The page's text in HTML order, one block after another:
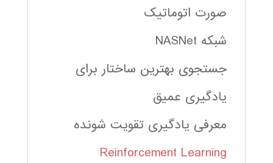
صورت اتوماتیک
شبکه NASNet
جستجوی بهترین ساختار برای
یادگیری عمیق
معرفی یادگیری تقویت شونده
Reinforcement Learning